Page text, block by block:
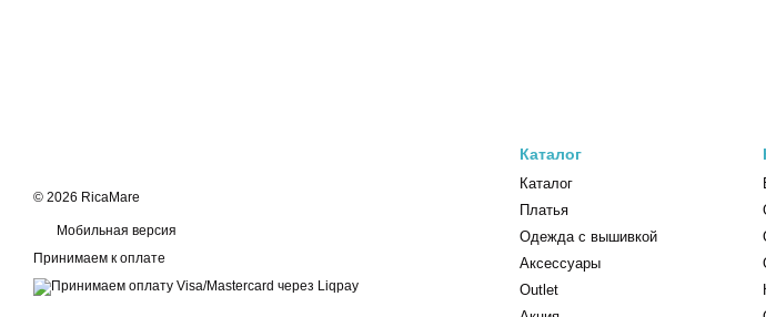
© 2026 RicaMare
Мобильная версия
Принимаем к оплате
Каталог
Каталог
Платья
Одежда с вышивкой
Аксессуары
Outlet